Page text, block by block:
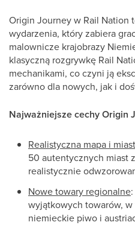
Origin Journey w Rail Nation
wydarzenia, który zabiera
malownicze krajobrazy
klasyczną rozgrywkę Rail
mechanikami, co czyni ją
zarówno dla nowych, jak i
Najważniejsze cechy Origin
Realistyczna mapa i
50 autentycznych miast
realistycznie
Nowe towary regionalne
wyjątkowych towarów, w
niemieckie piwo i